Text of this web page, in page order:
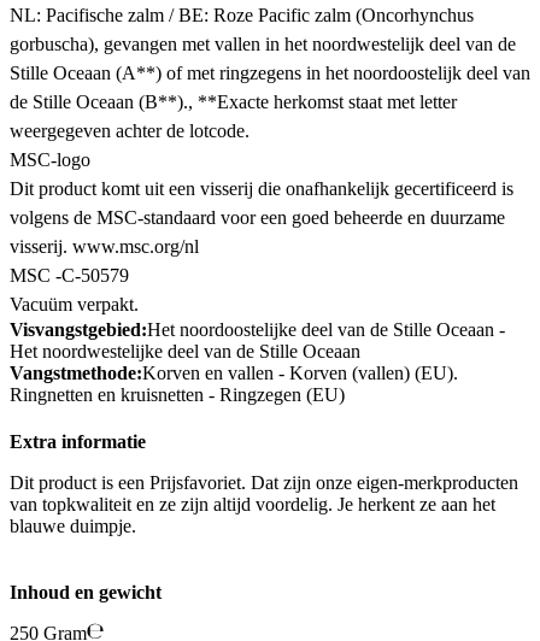
NL: Pacifische zalm / BE: Roze Pacific zalm (Oncorhynchus
gorbuscha), gevangen met vallen in het noordwestelijk deel van de
Stille Oceaan (A**) of met ringzegens in het noordoostelijk deel van
de Stille Oceaan (B**)., **Exacte herkomst staat met letter
weergegeven achter de lotcode.
MSC-logo
Dit product komt uit een visserij die onafhankelijk gecertificeerd is
volgens de MSC-standaard voor een goed beheerde en duurzame
visserij. www.msc.org/nl
MSC -C-50579
Vacuüm verpakt.
Visvangstgebied:Het noordoostelijke deel van de Stille Oceaan -
Het noordwestelijke deel van de Stille Oceaan
Vangstmethode:Korven en vallen - Korven (vallen) (EU).
Ringnetten en kruisnetten - Ringzegen (EU)
Extra informatie
Dit product is een Prijsfavoriet. Dat zijn onze eigen-merkproducten
van topkwaliteit en ze zijn altijd voordelig. Je herkent ze aan het
blauwe duimpje.
Inhoud en gewicht
250 Gram